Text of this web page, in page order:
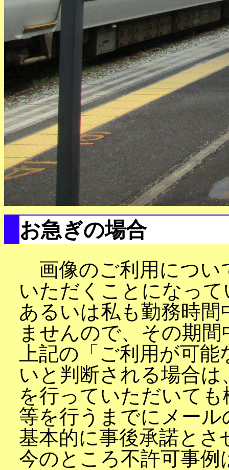
お急ぎの場合
画像のご利用につい
いただくことになっ
あるいは私も勤務時
ませんので、その期
上記の「ご利用が可
いと判断される場合
を行っていただいて
等を行うまでにメー
基本的に事後承諾と
今のところ不許可事